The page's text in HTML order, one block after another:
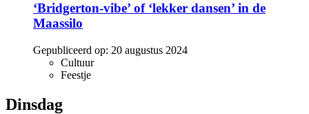
‘Bridgerton-vibe’ of ‘lekker dansen’ in de
Maassilo
Gepubliceerd op: 20 augustus 2024
Cultuur
Feestje
Dinsdag